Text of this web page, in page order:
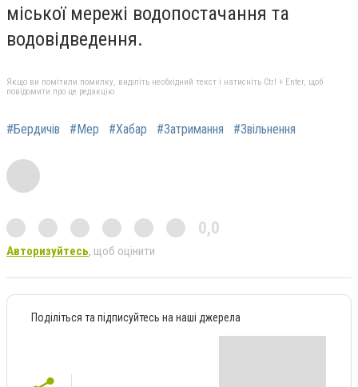
міської мережі водопостачання та
водовідведення.
Якщо ви помітили помилку, виділіть необхідний текст і натисніть Ctrl + Enter, щоб
повідомити про це редакцію
#Бердичів #Мер #Хабар #Затримання #Звільнення
0,0
Авторизуйтесь, щоб оцінити
Поділіться та підписуйтесь на наші джерела